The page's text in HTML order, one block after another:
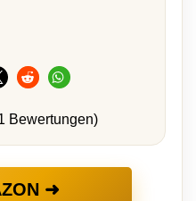
Bewertungen)
➜